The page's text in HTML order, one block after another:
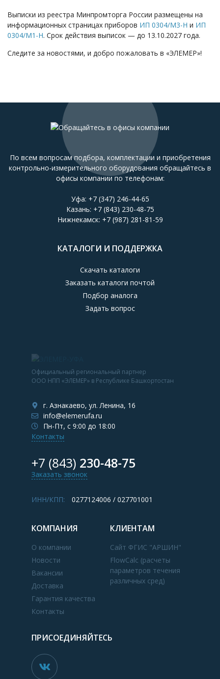
Выписки из реестра Минпромторга России размещены на
информационных страницах приборов ИП 0304/М3-Н и ИП
0304/М1-Н. Срок действия выписок — до 13.10.2027 года.
Следите за новостями, и добро пожаловать в «ЭЛЕМЕР»!
По всем вопросам подбора, комплектации и приобретения
контрольно-измерительного оборудования обращайтесь в
офисы компании по телефонам:
Уфа: +7 (347) 246-44-65
Казань: +7 (843) 230-48-75
Нижнекамск: +7 (987) 281-81-59
КАТАЛОГИ И ПОДДЕРЖКА
Скачать каталоги
Заказать каталоги почтой
Подбор аналога
Задать вопрос
Официальный региональный партнер
ООО НПП «ЭЛЕМЕР» в Республике Башкортостан
г. Азнакаево, ул. Ленина, 16
info@elemerufa.ru
Пн-Пт, с 9:00 до 18:00
Контакты
+7 (843) 230-48-75
Заказать звонок
ИНН/КПП: 0277124006 / 027701001
КОМПАНИЯ
О компании
Новости
Вакансии
Доставка
Гарантия качества
Контакты
КЛИЕНТАМ
Сайт ФГИС "АРШИН"
FlowCalc (расчеты
параметров течения
различных сред)
ПРИСОЕДИНЯЙТЕСЬ